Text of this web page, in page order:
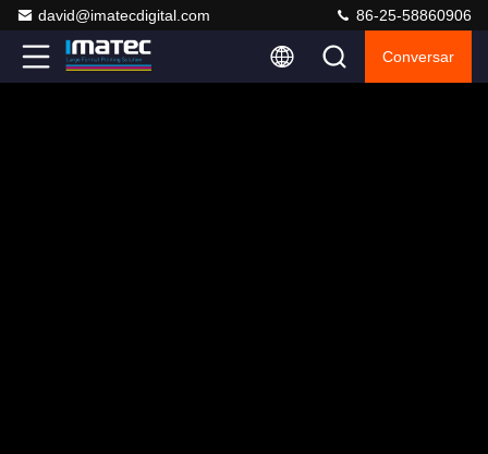
david@imatecdigital.com 86-25-58860906
Conversar